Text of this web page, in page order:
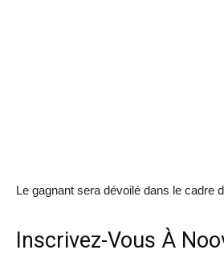
Le gagnant sera dévoilé dans le cadre
Inscrivez-Vous À